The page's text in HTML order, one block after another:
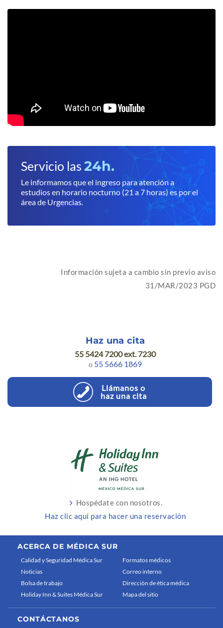
Servicio las 24h.
Le informamos que el ingreso para atención a
estudios en horario nocturno (21 a 7 horas) es por el
área de Urgencias.
Información sujeta a cambio sin previo aviso
31/MAR/2023 PGD
Haz una cita
55 5424 7200 ext. 7230
o 55 5666 1869
Llámanos o
haz una cita
Hospédate con nosotros.
Haz clic aquí para hacer una reservación
ACERCA DE MÉDICA SUR
Calidad y Seguridad Médica Sur
Noticias
Bolsa de trabajo
Holiday Inn & Suites Médica Sur
Formatos médicos
Correo interno
Dirección de ética médica
Mapa del sitio
CONTÁCTANOS